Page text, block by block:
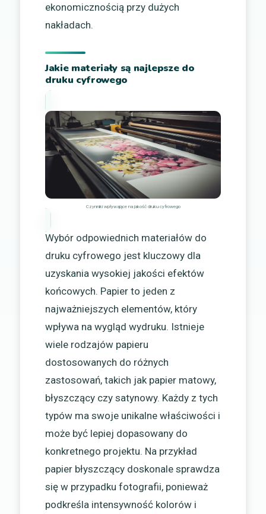
ekonomicznością przy dużych
nakładach.
Jakie materiały są najlepsze do
druku cyfrowego
Czynniki wpływające na jakość druku cyfrowego
Wybór odpowiednich materiałów do
druku cyfrowego jest kluczowy dla
uzyskania wysokiej jakości efektów
końcowych. Papier to jeden z
najważniejszych elementów, który
wpływa na wygląd wydruku. Istnieje
wiele rodzajów papieru
dostosowanych do różnych
zastosowań, takich jak papier matowy,
błyszczący czy satynowy. Każdy z tych
typów ma swoje unikalne właściwości i
może być lepiej dopasowany do
konkretnego projektu. Na przykład
papier błyszczący doskonale sprawdza
się w przypadku fotografii, ponieważ
podkreśla intensywność kolorów i